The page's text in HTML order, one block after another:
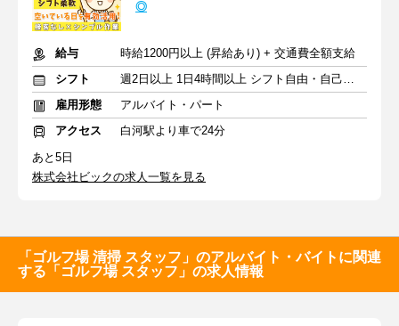
◎
給与
時給1200円以上 (昇給あり) + 交通費全額支給
シフト
週2日以上 1日4時間以上 シフト自由・自己申告
雇用形態
アルバイト・パート
アクセス
白河駅より車で24分
あと5日
株式会社ビックの求人一覧を見る
「ゴルフ場 清掃 スタッフ」のアルバイト・バイトに関連
する「ゴルフ場 スタッフ」の求人情報